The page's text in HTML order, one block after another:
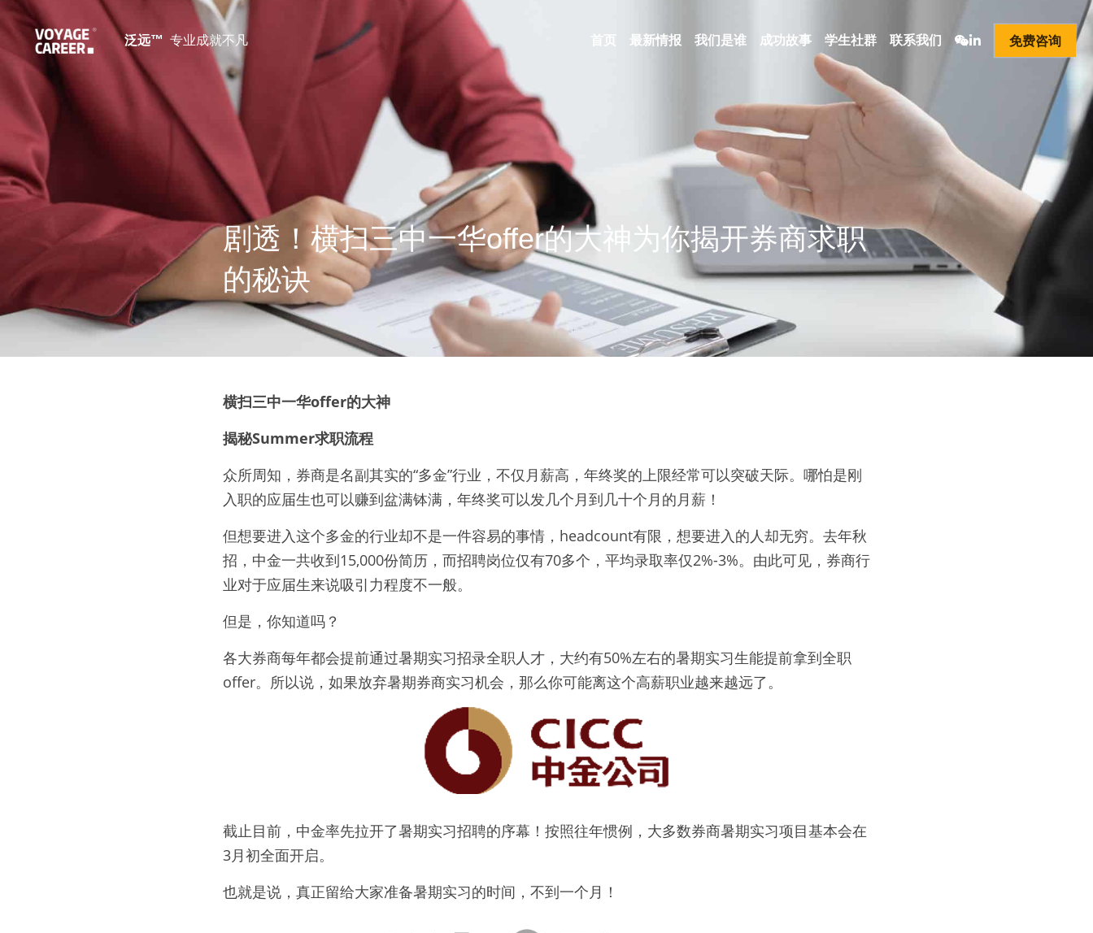
泛远™ 专业成就不凡 首页 最新情报 我们是谁 成功故事 学生社群 联系我们 免费咨询
剧透！横扫三中一华offer的大神为你揭开券商求职
的秘诀
横扫三中一华offer的大神
揭秘Summer求职流程
众所周知，券商是名副其实的“多金”行业，不仅月薪高，年终奖的上限经常可以突破天际。哪怕是刚
入职的应届生也可以赚到盆满钵满，年终奖可以发几个月到几十个月的月薪！
但想要进入这个多金的行业却不是一件容易的事情，headcount有限，想要进入的人却无穷。去年秋
招，中金一共收到15,000份简历，而招聘岗位仅有70多个，平均录取率仅2%-3%。由此可见，券商行
业对于应届生来说吸引力程度不一般。
但是，你知道吗？
各大券商每年都会提前通过暑期实习招录全职人才，大约有50%左右的暑期实习生能提前拿到全职
offer。所以说，如果放弃暑期券商实习机会，那么你可能离这个高薪职业越来越远了。
截止目前，中金率先拉开了暑期实习招聘的序幕！按照往年惯例，大多数券商暑期实习项目基本会在
3月初全面开启。
也就是说，真正留给大家准备暑期实习的时间，不到一个月！